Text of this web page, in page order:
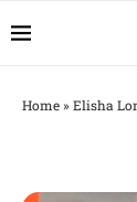
Home» Elisha